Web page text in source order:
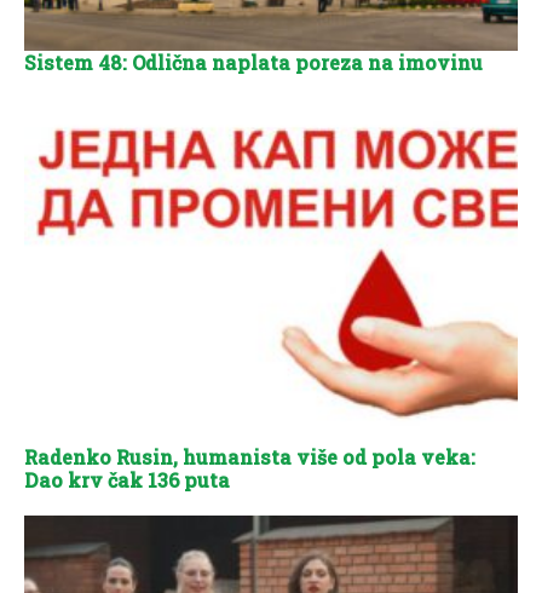
Sistem 48: Odlična naplata poreza na imovinu
Radenko Rusin, humanista više od pola veka:
Dao krv čak 136 puta